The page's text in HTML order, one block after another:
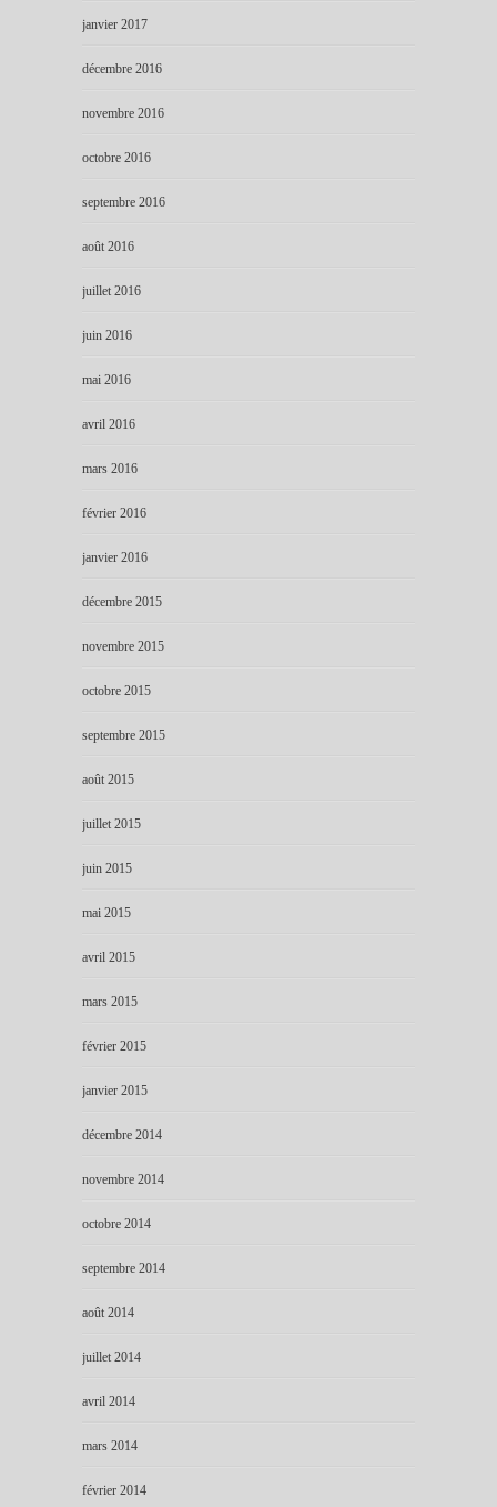
janvier 2017
décembre 2016
novembre 2016
octobre 2016
septembre 2016
août 2016
juillet 2016
juin 2016
mai 2016
avril 2016
mars 2016
février 2016
janvier 2016
décembre 2015
novembre 2015
octobre 2015
septembre 2015
août 2015
juillet 2015
juin 2015
mai 2015
avril 2015
mars 2015
février 2015
janvier 2015
décembre 2014
novembre 2014
octobre 2014
septembre 2014
août 2014
juillet 2014
avril 2014
mars 2014
février 2014